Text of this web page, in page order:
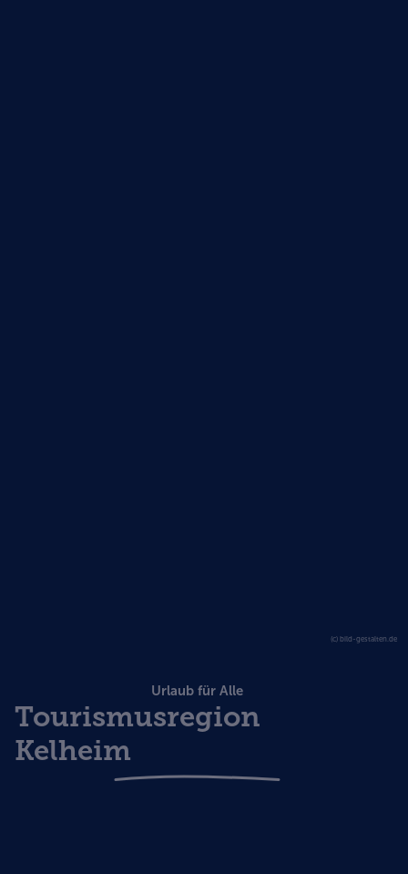
(c) bild-gestalten.de
Urlaub für Alle
Tourismusregion
Kelheim